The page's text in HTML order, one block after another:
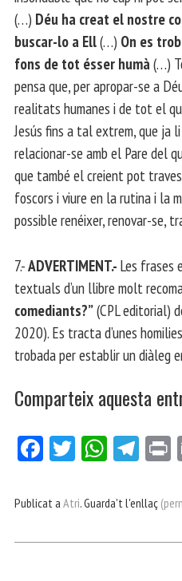
(…) Déu ha creat el nostre
buscar-lo a Ell(…) On es
fons de tot ésser humà(…)
pensa que, per apropar-se a
realitats humanes i de tot el
Jesús fins a tal extrem, que ja
relacionar-se amb el Pare del
que també el creient pot
foscors i viure en la rutina i la
possible renéixer, renovar-se,
7.-ADVERTIMENT.- Les frases
textuals d’un llibre molt
comediants?”(CPL editorial)
2020). Es tracta d’unes
trobada per establir un diàleg
Comparteix aquesta
Fa
bo
Tw
er
W
ts
p
Te
gr
m
Publicat a Atri. Guarda't l'enllaç